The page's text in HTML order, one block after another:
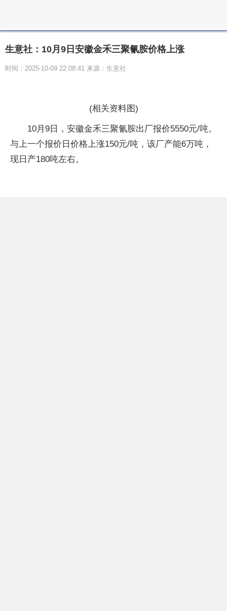
生意社：10月9日安徽金禾三聚氰胺价格上涨
时间：2025-10-09 22:08:41 来源：生意社
(相关资料图)
10月9日，安徽金禾三聚氰胺出厂报价5550元/吨。
与上一个报价日价格上涨150元/吨，该厂产能6万吨，
现日产180吨左右。